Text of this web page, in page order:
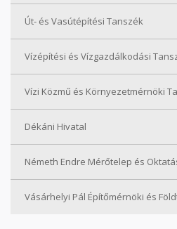
Út- és Vasútépítési Tanszék
Vízépítési és Vízgazdálkodási
Vízi Közmű és Környezetmérnöki
Dékáni Hivatal
Németh Endre Mérőtelep és
Vásárhelyi Pál Építőmérnöki és